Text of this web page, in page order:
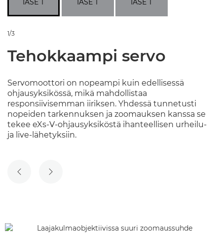
1/3
Tehokkaampi servo
Servomoottori on nopeampi kuin edellisessä
ohjausyksikössä, mikä mahdollistaa
responsiivisemman iiriksen. Yhdessä tunnetusti
nopeiden tarkennuksen ja zoomauksen kanssa se
tekee eXs-V-ohjausyksiköstä ihanteellisen urheilu-
ja live-lähetyksiin.
EDELLINEN DIASEURAAVA DIA